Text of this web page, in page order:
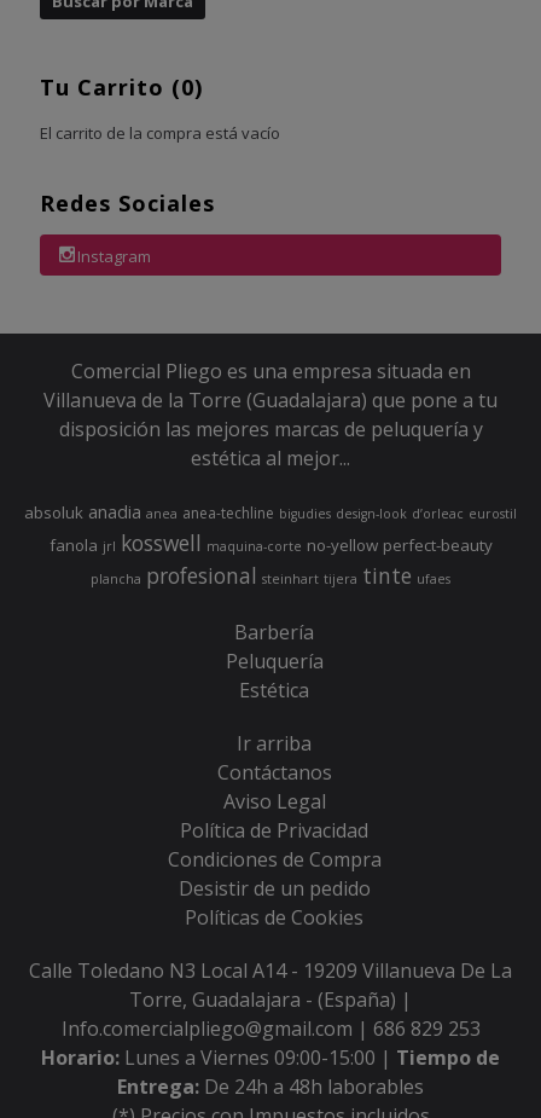
Tu Carrito (0)
El carrito de la compra está vacío
Redes Sociales
Instagram
Comercial Pliego es una empresa situada en
Villanueva de la Torre (Guadalajara) que pone a tu
disposición las mejores marcas de peluquería y
estética al mejor...
absoluk anadia anea anea-techline bigudies design-look d’orleac eurostil
fanola jrl kosswell maquina-corte no-yellow perfect-beauty
plancha profesional steinhart tijera tinte ufaes
Barbería
Peluquería
Estética
Ir arriba
Contáctanos
Aviso Legal
Política de Privacidad
Condiciones de Compra
Desistir de un pedido
Políticas de Cookies
Calle Toledano N3 Local A14 - 19209 Villanueva De La
Torre, Guadalajara - (España) |
Info.comercialpliego@gmail.com | 686 829 253
Horario: Lunes a Viernes 09:00-15:00 | Tiempo de
Entrega: De 24h a 48h laborables